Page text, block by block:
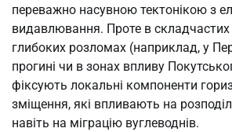
переважно насувною тектонікою з
видавлювання. Проте в складчастих
глибоких розломах (наприклад, у
прогині чи в зонах впливу
фіксують локальні компоненти
зміщення, які впливають на
навіть на міграцію вуглеводнів.